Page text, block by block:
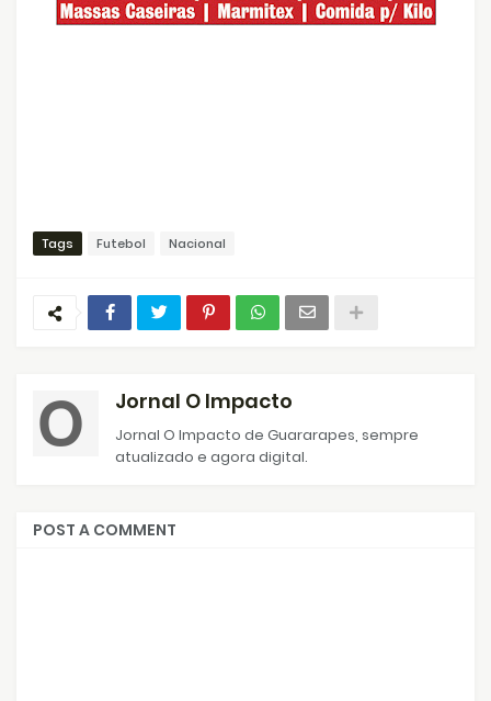
Tags Futebol Nacional
Jornal O Impacto
Jornal O Impacto de Guararapes, sempre
atualizado e agora digital.
POST A COMMENT